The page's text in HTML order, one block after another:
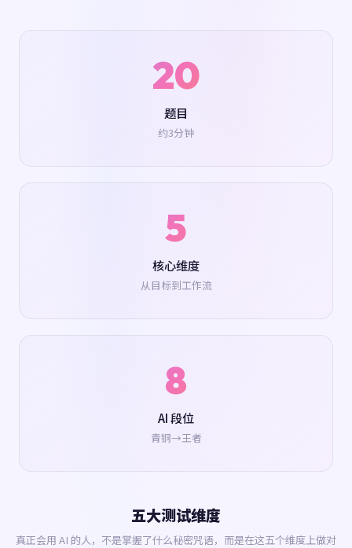
20
题目
约3分钟
5
核心维度
从目标到工作流
8
AI 段位
青铜→王者
五大测试维度
真正会用 AI 的人，不是掌握了什么秘密咒语，而是在这五个维度上做对